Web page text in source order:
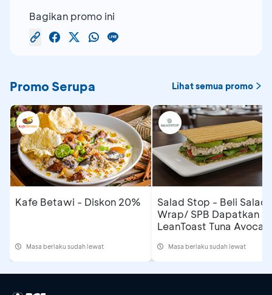
Bagikan promo ini
Promo Serupa Lihat semua promo
Kafe Betawi - Diskon 20%
Masa berlaku sudah lewat
Salad Stop - Beli Salad/
Wrap/ SPB Dapatkan
LeanToast Tuna
Masa berlaku sudah lewat